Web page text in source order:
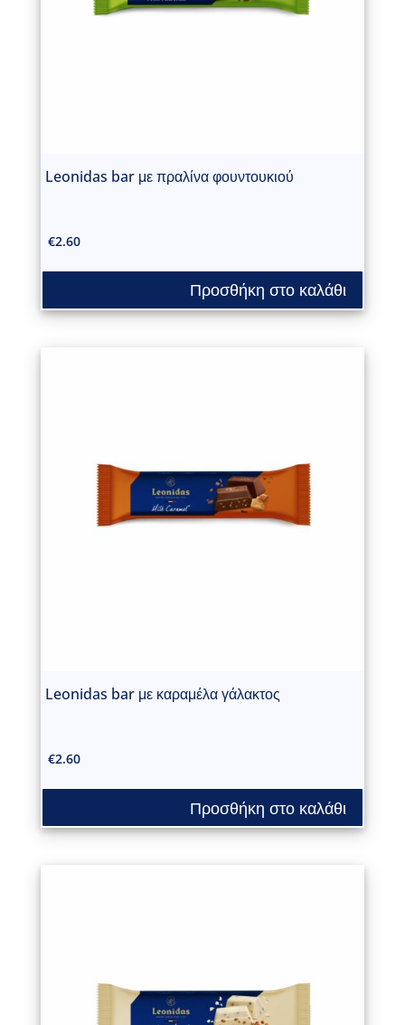
Leonidas bar με πραλίνα φουντουκιού
€2.60
Προσθήκη στο καλάθι
Leonidas bar με καραμέλα γάλακτος
€2.60
Προσθήκη στο καλάθι